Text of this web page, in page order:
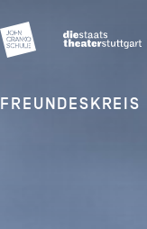
FREUNDESKREIS